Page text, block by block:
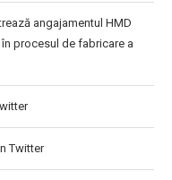
angajamentul HMD
procesul de fabricare a
Twitter